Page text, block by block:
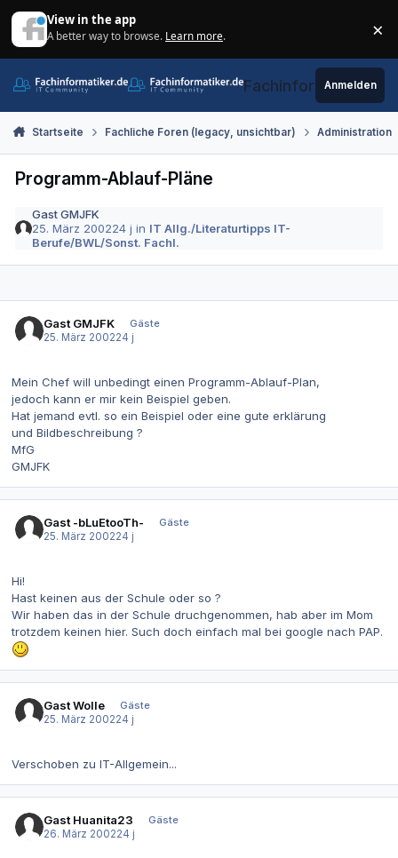
View in the app
A better way to browse. Learn more. ×
Fachinformatiker.de
Anmelden
Startseite Fachliche Foren (legacy, unsichtbar) Administration
Programm-Ablauf-Pläne
Gast GMJFK
25. März 200224 j in IT Allg./Literaturtipps IT-
Berufe/BWL/Sonst. Fachl.
Gast GMJFK
Gäste
25. März 200224 j
Mein Chef will unbedingt einen Programm-Ablauf-Plan,
jedoch kann er mir kein Beispiel geben.
Hat jemand evtl. so ein Beispiel oder eine gute erklärung
und Bildbeschreibung ?
MfG
GMJFK
Gast -bLuEtooTh-
Gäste
25. März 200224 j
Hi!
Hast keinen aus der Schule oder so ?
Wir haben das in der Schule druchgenommen, hab aber im Mom
trotzdem keinen hier. Such doch einfach mal bei google nach PAP.
Gast Wolle
Gäste
25. März 200224 j
Verschoben zu IT-Allgemein...
Gast Huanita23
Gäste
26. März 200224 j